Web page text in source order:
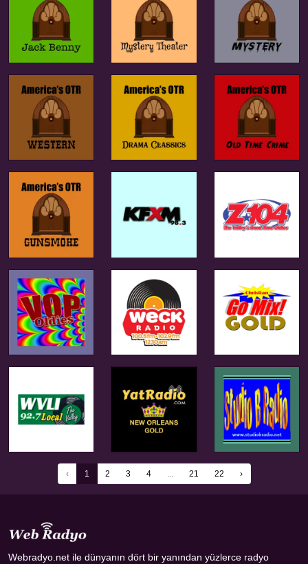
‹ 1 2 3 4 ... 21 22 ›
Webradyo.net ile dünyanın dört bir yanından yüzlerce radyo